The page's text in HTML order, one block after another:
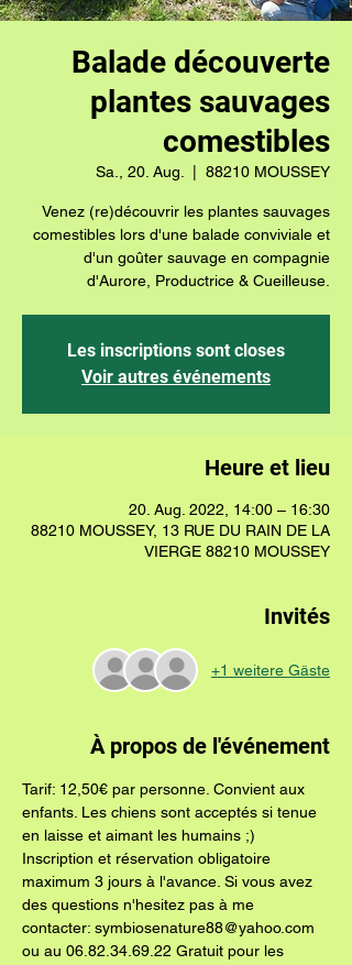
Balade découverte
plantes sauvages
comestibles
Sa., 20. Aug. 88210 MOUSSEY
Venez (re)découvrir les plantes sauvages
comestibles lors d'une balade conviviale et
d'un goûter sauvage en compagnie
d'Aurore, Productrice & Cueilleuse.
Les inscriptions sont closes
Voir autres événements
Heure et lieu
20. Aug. 2022, 14:00 – 16:30
88210 MOUSSEY, 13 RUE DU RAIN DE LA
VIERGE 88210 MOUSSEY
Invités
+1 weitere Gäste
À propos de l'événement
Tarif: 12,50€ par personne. Convient aux
enfants. Les chiens sont acceptés si tenue
en laisse et aimant les humains ;)
Inscription et réservation obligatoire
maximum 3 jours à l'avance. Si vous avez
des questions n'hesitez pas à me
contacter: symbiosenature88@yahoo.com
ou au 06.82.34.69.22 Gratuit pour les